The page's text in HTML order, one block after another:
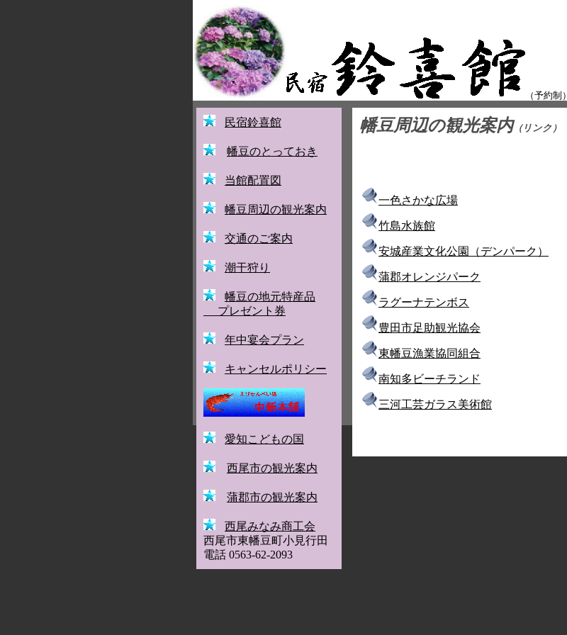
（予約制）
民宿鈴喜館
幡豆のとっておき
当館配置図
幡豆周辺の観光案内
交通のご案内
潮干狩り
幡豆の地元特産品
プレゼント券
年中宴会プラン
キャンセルポリシー
愛知こどもの国
西尾市の観光案内
蒲郡市の観光案内
西尾みなみ商工会
西尾市東幡豆町小見行田
電話 0563-62-2093
幡豆周辺の観光案内（リンク）
一色さかな広場
竹島水族館
安城産業文化公園（デンパーク）
蒲郡オレンジパーク
ラグーナテンボス
豊田市足助観光協会
東幡豆漁業協同組合
南知多ビーチランド
三河工芸ガラス美術館